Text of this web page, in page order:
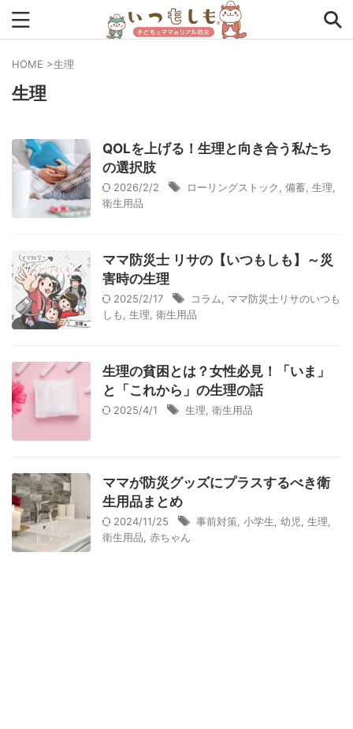
タグから探す
アプリ アルファ米 インタビュー コラム
チェックリスト ツール ママ防災士リサのいつもしも
停電 備蓄 収納 台風 在宅避難 地震
夏 外出中 外出先 小学生 幼児 座談会
暮らし方
衛生用品 被災中 赤ちゃん 避難前
防災おでかけ 防災グッズ 防災ポーチ
HOME >生理
生理
QOLを上げる！生理と向き合う私たち
の選択肢
2026/2/2 ローリングストック 備蓄 生理
衛生用品
ママ防災士 リサの【いつもしも】～災
害時の生理
2025/2/17 コラム
ママ防災士リサのいつも
しも
生理 衛生用品
生理の貧困とは？女性必見！「いま」
と「これから」の生理の話
2025/4/1 生理 衛生用品
ママが防災グッズにプラスするべき衛
生用品まとめ
2024/11/25 事前対策 小学生 幼児 生理
衛生用品 赤ちゃん